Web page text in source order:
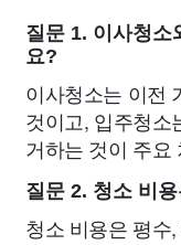
질문 1. 이사청소
요?
이사청소는 이전
것이고, 입주청소
거하는 것이 주요
질문 2. 청소 비
청소 비용은 평수